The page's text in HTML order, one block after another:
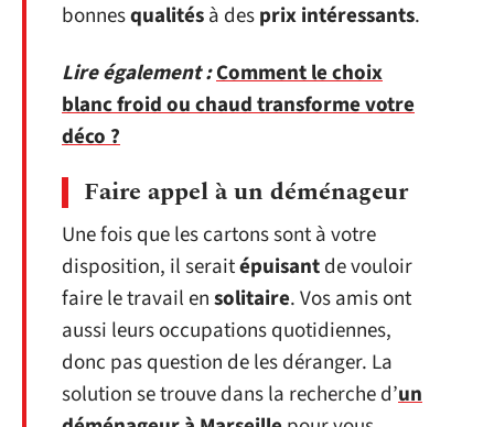
bonnesqualitésà desprix intéressants.
Lire également :Comment le choix
blanc froid ou chaud transforme votre
déco ?
Faire appel à un déménageur
Une fois que les cartons sont à votre
disposition, il seraitépuisantde vouloir
faire le travail ensolitaire. Vos amis ont
aussi leurs occupations quotidiennes,
donc pas question de les déranger. La
solution se trouve dans la recherche d’un